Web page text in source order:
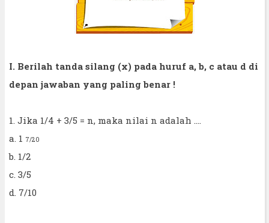
I. Berilah tanda silang (x) pada huruf a, b, c atau d di
depan jawaban yang paling benar !
1. Jika 1/4 + 3/5 = n, maka nilai n adalah ....
a. 1 7/20
b. 1/2
c. 3/5
d. 7/10